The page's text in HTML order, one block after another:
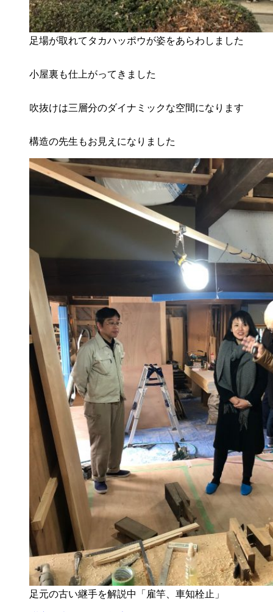
足場が取れてタカハッポウが姿をあらわしました
小屋裏も仕上がってきました
吹抜けは三層分のダイナミックな空間になります
構造の先生もお見えになりました
足元の古い継手を解説中「雇竿、車知栓止」